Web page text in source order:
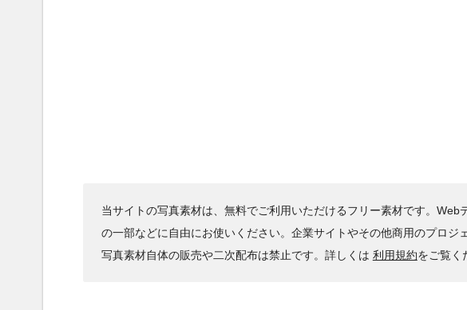
当サイトの写真素材は、無料でご利用いただけるフリー素材です。
の一部などに自由にお使いください。企業サイトやその他商用のプロジ
写真素材自体の販売や二次配布は禁止です。詳しくは 利用規約をご覧く